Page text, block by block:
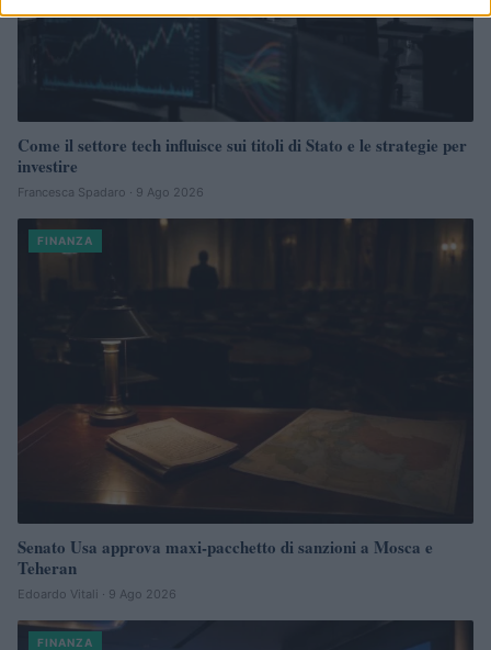
Come il settore tech influisce sui titoli di Stato e le strategie per
investire
Francesca Spadaro · 9 Ago 2026
FINANZA
Senato Usa approva maxi-pacchetto di sanzioni a Mosca e
Teheran
Edoardo Vitali · 9 Ago 2026
FINANZA